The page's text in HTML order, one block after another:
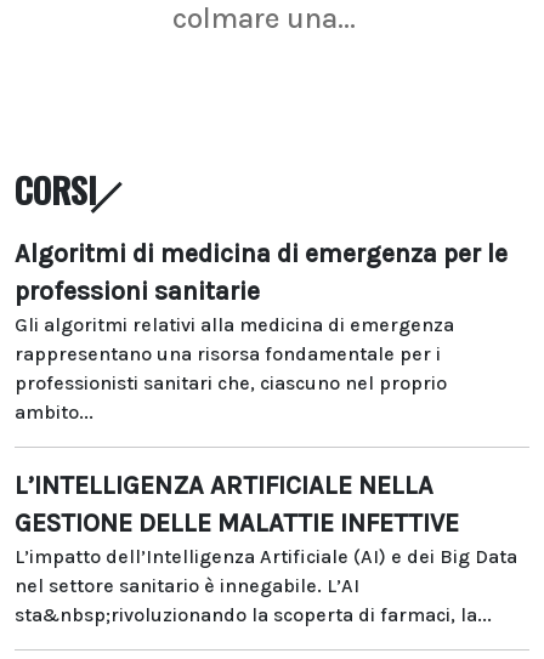
colmare una...
CORSI
Algoritmi di medicina di emergenza per le
professioni sanitarie
Gli algoritmi relativi alla medicina di emergenza
rappresentano una risorsa fondamentale per i
professionisti sanitari che, ciascuno nel proprio
ambito...
L’INTELLIGENZA ARTIFICIALE NELLA
GESTIONE DELLE MALATTIE INFETTIVE
L’impatto dell’Intelligenza Artificiale (AI) e dei Big Data
nel settore sanitario è innegabile. L’AI
sta&nbsp;rivoluzionando la scoperta di farmaci, la...